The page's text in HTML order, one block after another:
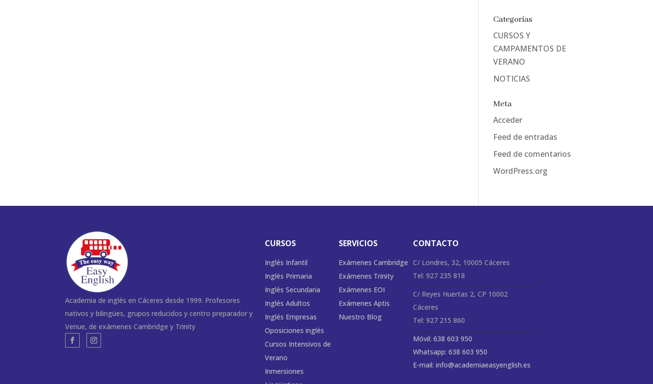
Categorías
CURSOS Y
CAMPAMENTOS DE
VERANO
NOTICIAS
Meta
Acceder
Feed de entradas
Feed de comentarios
WordPress.org
Academia de inglés en Cáceres desde 1999. Profesores
nativos y bilingües, grupos reducidos y centro preparador y
Venue, de exámenes Cambridge y Trinity
CURSOS
Inglés Infantil
Inglés Primaria
Inglés Secundaria
Inglés Adultos
Inglés Empresas
Oposiciones inglés
Cursos Intensivos de
Verano
Inmersiones
SERVICIOS
Exámenes Cambridge
Exámenes Trinity
Exámenes EOI
Exámenes Aptis
Nuestro Blog
CONTACTO
C/ Londres, 32, 10005 Cáceres
Tel: 927 235 818
C/ Reyes Huertas 2, CP 10002
Cáceres
Tel: 927 215 860
Móvil: 638 603 950
Whatsapp: 638 603 950
E-mail: info@academiaeasyenglish.es